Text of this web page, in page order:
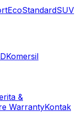
EcoStandardSUV
Komersil
&
WarrantyKontak